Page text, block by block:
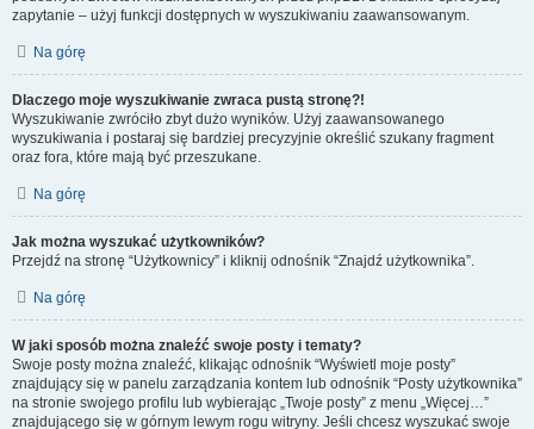
zapytanie – użyj funkcji dostępnych w wyszukiwaniu zaawansowanym.
Na górę
Dlaczego moje wyszukiwanie zwraca pustą stronę?!
Wyszukiwanie zwróciło zbyt dużo wyników. Użyj zaawansowanego
wyszukiwania i postaraj się bardziej precyzyjnie określić szukany fragment
oraz fora, które mają być przeszukane.
Na górę
Jak można wyszukać użytkowników?
Przejdź na stronę “Użytkownicy” i kliknij odnośnik “Znajdź użytkownika”.
Na górę
W jaki sposób można znaleźć swoje posty i tematy?
Swoje posty można znaleźć, klikając odnośnik “Wyświetl moje posty”
znajdujący się w panelu zarządzania kontem lub odnośnik “Posty użytkownika”
na stronie swojego profilu lub wybierając „Twoje posty” z menu „Więcej…”
znajdującego się w górnym lewym rogu witryny. Jeśli chcesz wyszukać swoje